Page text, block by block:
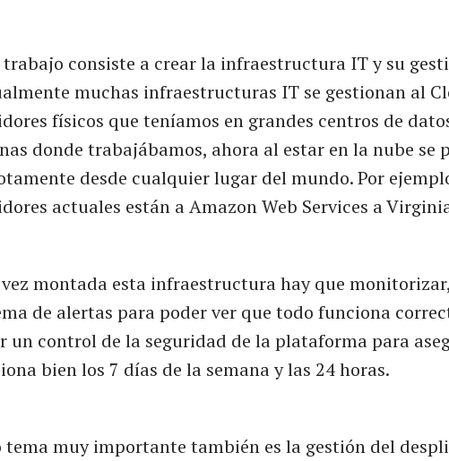
trabajo consiste a crear la infraestructura IT y su
muchas infraestructuras IT se gestionan al
físicos que teníamos en grandes centros de
donde trabajábamos, ahora al estar en la nube se
desde cualquier lugar del mundo. Por
actuales están a Amazon Web Services a
montada esta infraestructura hay que
de alertas para poder ver que todo funciona
un control de la seguridad de la plataforma para
bien los 7 días de la semana y las 24 horas.
tema muy importante también es la gestión del